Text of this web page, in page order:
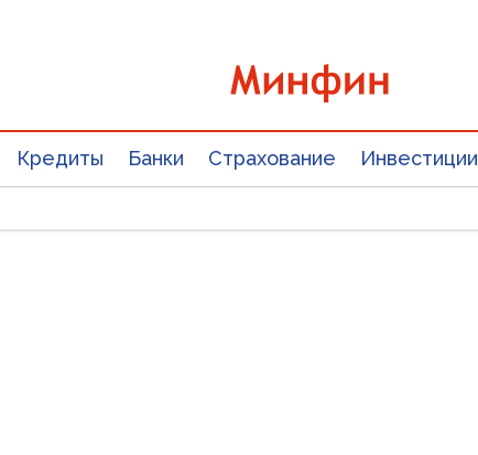
Кредиты Банки Страхование Инвестиции